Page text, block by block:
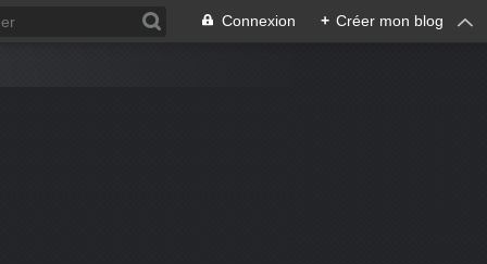
Connexion + Créer mon blog